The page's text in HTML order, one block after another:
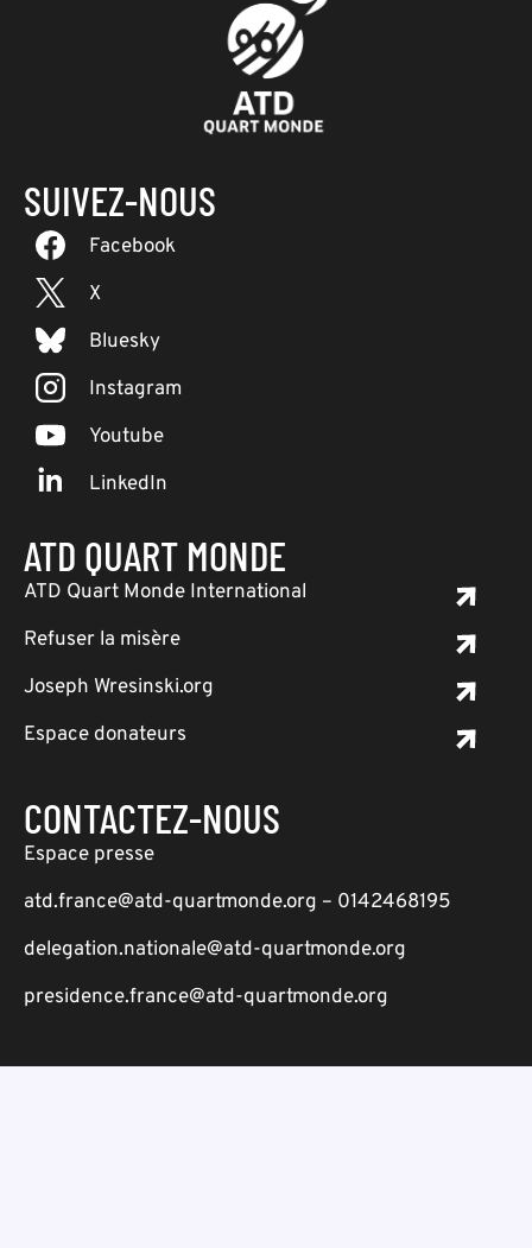
SUIVEZ-NOUS
Facebook
X
Bluesky
Instagram
Youtube
LinkedIn
ATD QUART MONDE
ATD Quart Monde International
Refuser la misère
Joseph Wresinski.org
Espace donateurs
CONTACTEZ-NOUS
Espace presse
atd.france@atd-quartmonde.org – 0142468195
delegation.nationale@atd-quartmonde.org
presidence.france@atd-quartmonde.org